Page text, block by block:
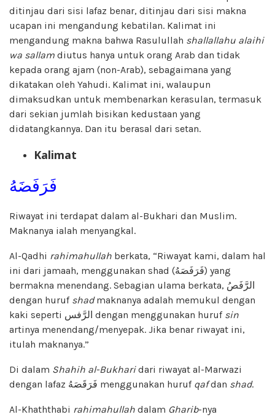
ditinjau dari sisi lafaz benar, ditinjau dari sisi makna
ucapan ini mengandung kebatilan. Kalimat ini
mengandung makna bahwa Rasulullah shallallahu alaihi
wa sallam diutus hanya untuk orang Arab dan tidak
kepada orang ajam (non-Arab), sebagaimana yang
dikatakan oleh Yahudi. Kalimat ini, walaupun
dimaksudkan untuk membenarkan kerasulan, termasuk
dari sekian jumlah bisikan kedustaan yang
didatangkannya. Dan itu berasal dari setan.
Kalimat
فَرَفَضَهُ
Riwayat ini terdapat dalam al-Bukhari dan Muslim.
Maknanya ialah menyangkal.
Al-Qadhi rahimahullah berkata, “Riwayat kami, dalam hal
ini dari jamaah, menggunakan shad (فَرَفَصَهُ) yang
bermakna menendang. Sebagian ulama berkata, الرَّفَصُ
dengan huruf shadmaknanya adalah memukul dengan
kaki seperti الرَّفس dengan menggunakan huruf sin
artinya menendang/menyepak. Jika benar riwayat ini,
itulah maknanya.”
Di dalam Shahih al-Bukharidari riwayat al-Marwazi
dengan lafaz فَرَقَصَهُ menggunakan huruf qafdan shad.
Al-Khaththabi rahimahullah dalam Gharib-nya